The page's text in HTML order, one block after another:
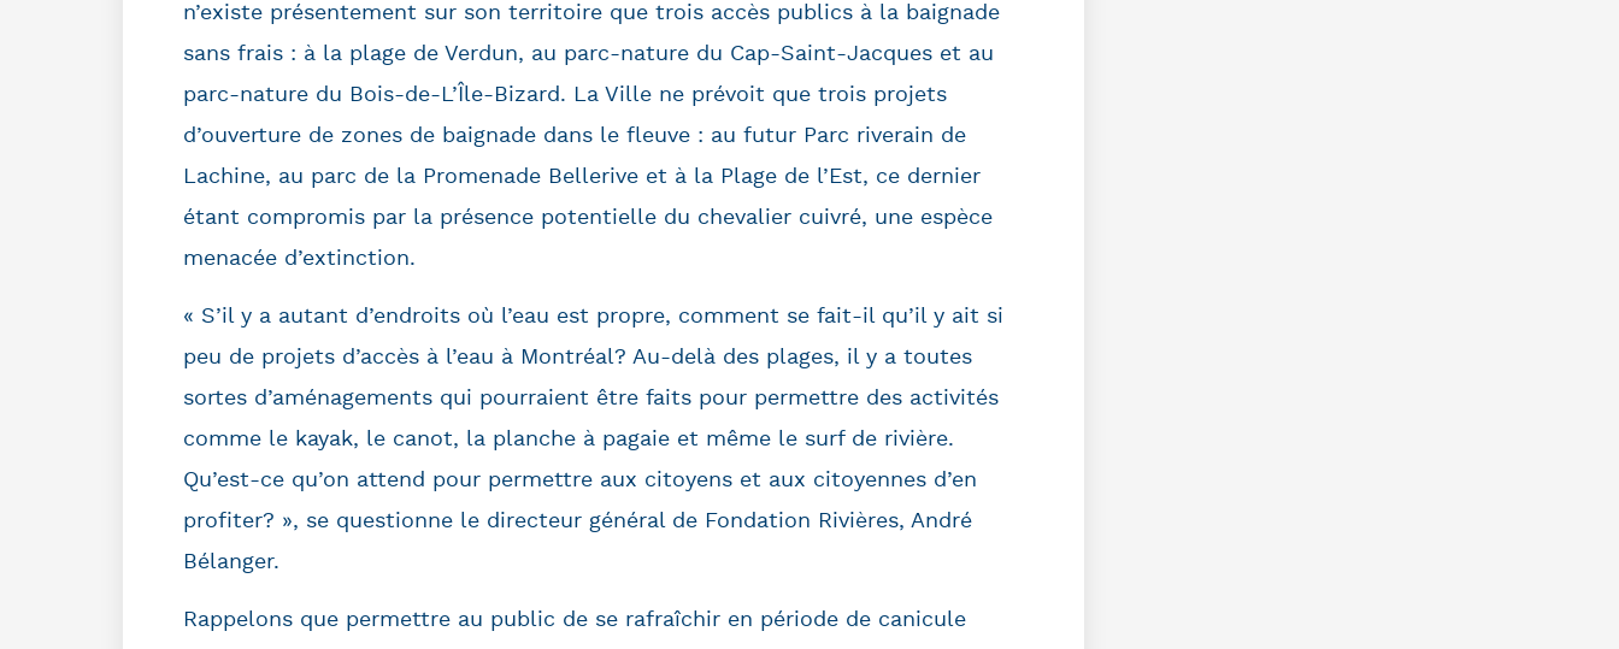
n’existe présentement sur son territoire que trois accès publics à la baignade
sans frais : à la plage de Verdun, au parc-nature du Cap-Saint-Jacques et au
parc-nature du Bois-de-L’Île-Bizard. La Ville ne prévoit que trois projets
d’ouverture de zones de baignade dans le fleuve : au futur Parc riverain de
Lachine, au parc de la Promenade Bellerive et à la Plage de l’Est, ce dernier
étant compromis par la présence potentielle du chevalier cuivré, une espèce
menacée d’extinction.
« S’il y a autant d’endroits où l’eau est propre, comment se fait-il qu’il y ait si
peu de projets d’accès à l’eau à Montréal? Au-delà des plages, il y a toutes
sortes d’aménagements qui pourraient être faits pour permettre des activités
comme le kayak, le canot, la planche à pagaie et même le surf de rivière.
Qu’est-ce qu’on attend pour permettre aux citoyens et aux citoyennes d’en
profiter? », se questionne le directeur général de Fondation Rivières, André
Bélanger.
Rappelons que permettre au public de se rafraîchir en période de canicule